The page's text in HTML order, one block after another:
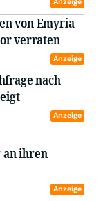
Anzeige
von Emyria
verraten
Anzeige
nach
Anzeige
ihren
Anzeige